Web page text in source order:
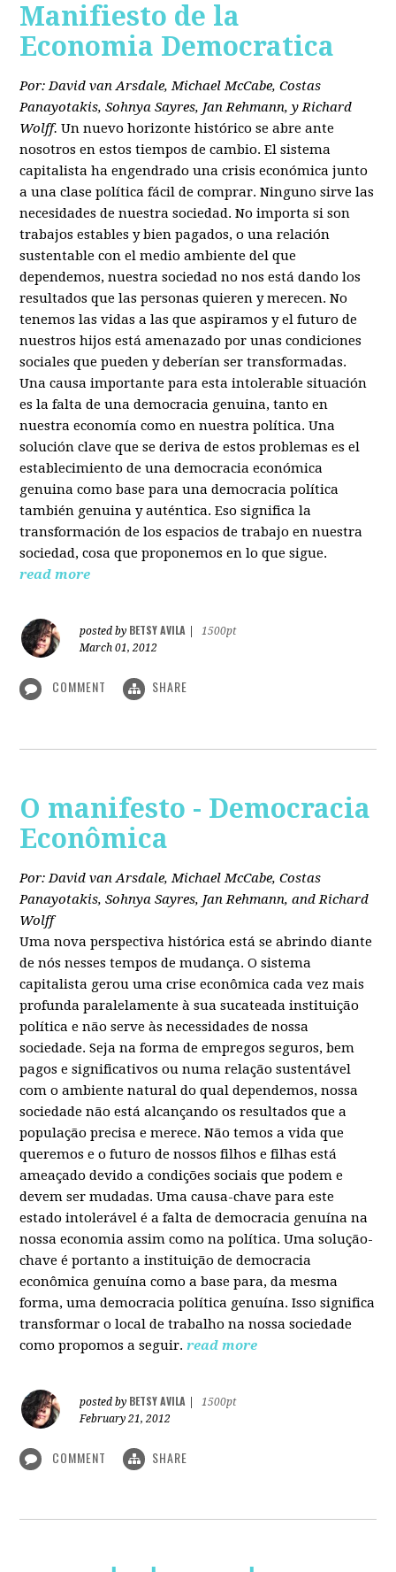
Manifiesto de la
Economia Democratica
Por: David van Arsdale, Michael McCabe, Costas
Panayotakis, Sohnya Sayres, Jan Rehmann, y Richard
Wolff. Un nuevo horizonte histórico se abre ante
nosotros en estos tiempos de cambio. El sistema
capitalista ha engendrado una crisis económica junto
a una clase política fácil de comprar. Ninguno sirve las
necesidades de nuestra sociedad. No importa si son
trabajos estables y bien pagados, o una relación
sustentable con el medio ambiente del que
dependemos, nuestra sociedad no nos está dando los
resultados que las personas quieren y merecen. No
tenemos las vidas a las que aspiramos y el futuro de
nuestros hijos está amenazado por unas condiciones
sociales que pueden y deberían ser transformadas.
Una causa importante para esta intolerable situación
es la falta de una democracia genuina, tanto en
nuestra economía como en nuestra política. Una
solución clave que se deriva de estos problemas es el
establecimiento de una democracia económica
genuina como base para una democracia política
también genuina y auténtica. Eso significa la
transformación de los espacios de trabajo en nuestra
sociedad, cosa que proponemos en lo que sigue.
read more
posted by BETSY AVILA
1500pt
March 01, 2012
COMMENT SHARE
O manifesto - Democracia
Econômica
Por: David van Arsdale, Michael McCabe, Costas
Panayotakis, Sohnya Sayres, Jan Rehmann, and Richard
Wolff
Uma nova perspectiva histórica está se abrindo diante
de nós nesses tempos de mudança. O sistema
capitalista gerou uma crise econômica cada vez mais
profunda paralelamente à sua sucateada instituição
política e não serve às necessidades de nossa
sociedade. Seja na forma de empregos seguros, bem
pagos e significativos ou numa relação sustentável
com o ambiente natural do qual dependemos, nossa
sociedade não está alcançando os resultados que a
população precisa e merece. Não temos a vida que
queremos e o futuro de nossos filhos e filhas está
ameaçado devido a condições sociais que podem e
devem ser mudadas. Uma causa-chave para este
estado intolerável é a falta de democracia genuína na
nossa economia assim como na política. Uma solução-
chave é portanto a instituição de democracia
econômica genuína como a base para, da mesma
forma, uma democracia política genuína. Isso significa
transformar o local de trabalho na nossa sociedade
como propomos a seguir. read more
posted by BETSY AVILA
1500pt
February 21, 2012
COMMENT SHARE